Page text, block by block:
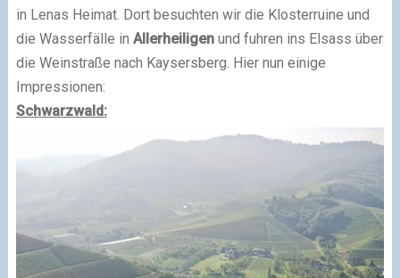
in Lenas Heimat. Dort besuchten wir die Klosterruine und
die Wasserfälle in Allerheiligenund fuhren ins Elsass über
die Weinstraße nach Kaysersberg. Hier nun einige
Impressionen:
Schwarzwald: